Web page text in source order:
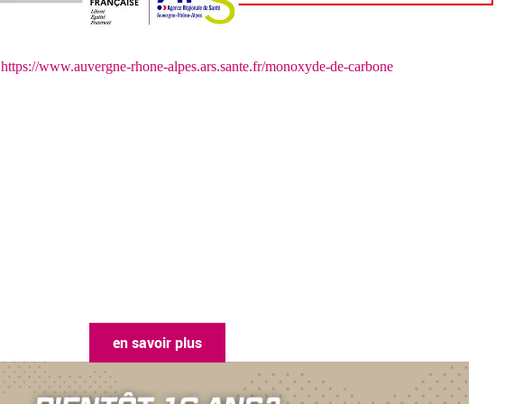
https://www.auvergne-rhone-alpes.ars.sante.fr/monoxyde-de-carbone
en savoir plus